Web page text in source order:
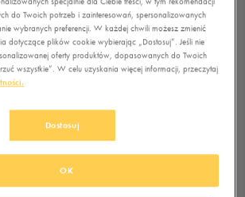
HG
(0)
50 STYLE
do Twoich potrzeb i zainteresowań, spersonalizowanych
wybranych preferencji. W każdej chwili możesz zmienić
dotyczące plików cookie wybierając „Dostosuj”. Jeśli nie
oferty produktów, dopasowanych do Twoich
wszystkie”. W celu uzyskania więcej informacji, przeczytaj
Dostosuj
OK